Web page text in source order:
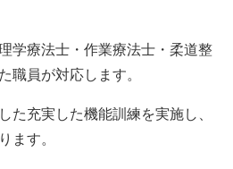
学療法士・作業療法士・柔道整
職員が対応します。
た充実した機能訓練を実施し、
ます。